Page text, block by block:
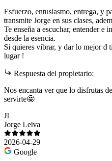
Esfuerzo, entusiasmo, entrega, y
transmite Jorge en sus clases,
Te enseña a escuchar, entender e
desde la esencia.
Si quieres vibrar, y dar lo mejor d
lugar !
Respuesta del propietario:
Nos encanta ver que lo disfrutas
servirte🤩
JL
Jorge Leiva
2026-04-29
Google